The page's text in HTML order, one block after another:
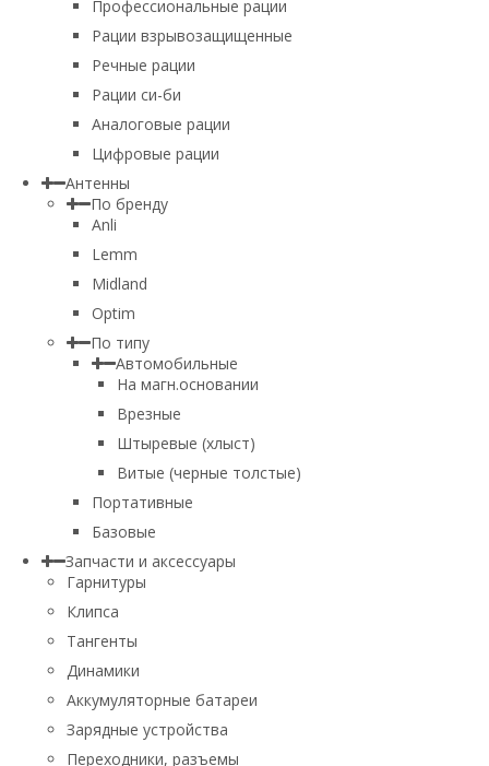
Профессиональные рации
Рации взрывозащищенные
Речные рации
Рации си-би
Аналоговые рации
Цифровые рации
Антенны
По бренду
Anli
Lemm
Midland
Optim
По типу
Автомобильные
На магн.основании
Врезные
Штыревые (хлыст)
Витые (черные толстые)
Портативные
Базовые
Запчасти и аксессуары
Гарнитуры
Клипса
Тангенты
Динамики
Аккумуляторные батареи
Зарядные устройства
Переходники, разъемы